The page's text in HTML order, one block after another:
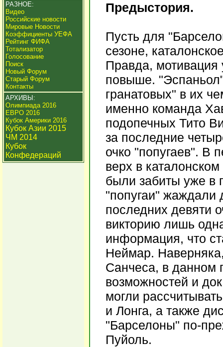
РАЗНОЕ:
Видео
Российские новости
Мировые Новости
Коэффициенты УЕФА
Рейтинг ФИФА
Тотализатор
Голосование
Поиск
Новый Форум
Старый Форум
Контакты
АРХИВЫ:
Олимпиада 2016
ЕВРО 2016
Кубок Америки 2016
Кубок Азии 2015
ЧМ 2014
Кубок
Конфедераций
Предыстория.
Пусть для
сезоне,
Правда,
повыше.
гранатовых" в их
именно команда
подопечных Тито
за последние
очко "попугаев". В
верх в
были забиты уже в
"попугаи" жаждали
последних девяти
викторию лишь
информация, что
Неймар. Наверняка,
Санчеса, в данном
возможностей и
могли
и Лонга, а также
"Барселоны" по-
Пуйоль.